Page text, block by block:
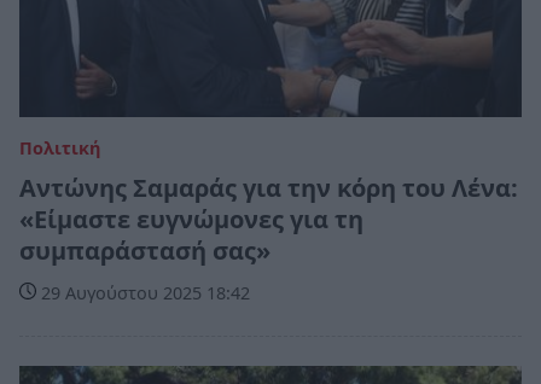
Πολιτική
Αντώνης Σαμαράς για την κόρη του Λένα:
«Είμαστε ευγνώμονες για τη
συμπαράστασή σας»
29 Αυγούστου 2025 18:42